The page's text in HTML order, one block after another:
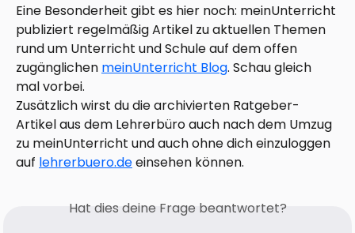
Eine Besonderheit gibt es hier noch: meinUnterricht
publiziert regelmäßig Artikel zu aktuellen Themen
rund um Unterricht und Schule auf dem offen
zugänglichen meinUnterricht Blog. Schau gleich
mal vorbei.
Zusätzlich wirst du die archivierten Ratgeber-
Artikel aus dem Lehrerbüro auch nach dem Umzug
zu meinUnterricht und auch ohne dich einzuloggen
auf lehrerbuero.de einsehen können.
Hat dies deine Frage beantwortet?